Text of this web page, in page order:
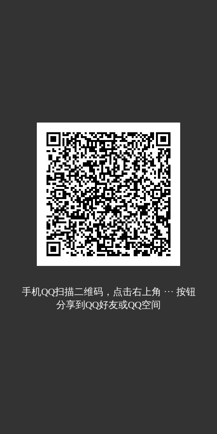
手机QQ扫描二维码，点击右上角 ··· 按钮
分享到QQ好友或QQ空间